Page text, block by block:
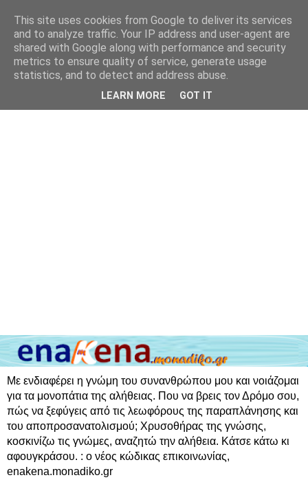
Με ενδιαφέρει η γνώμη του συνανθρώπου μου και νοιάζομαι
για τα μονοπάτια της αλήθειας. Που να βρεις τον Δρόμο σου,
πώς να ξεφύγεις από τις λεωφόρους της παραπλάνησης και
του αποπροσανατολισμού; Χρυσοθήρας της γνώσης,
κοσκινίζω τις γνώμες, αναζητώ την αλήθεια. Κάτσε κάτω κι
αφουγκράσου. : ο νέος κώδικας επικοινωνίας,
enakena.monadiko.gr
This site uses cookies from Google to deliver its services
and to analyze traffic. Your IP address and user-agent are
shared with Google along with performance and security
metrics to ensure quality of service, generate usage
statistics, and to detect and address abuse.
LEARN MORE GOT IT